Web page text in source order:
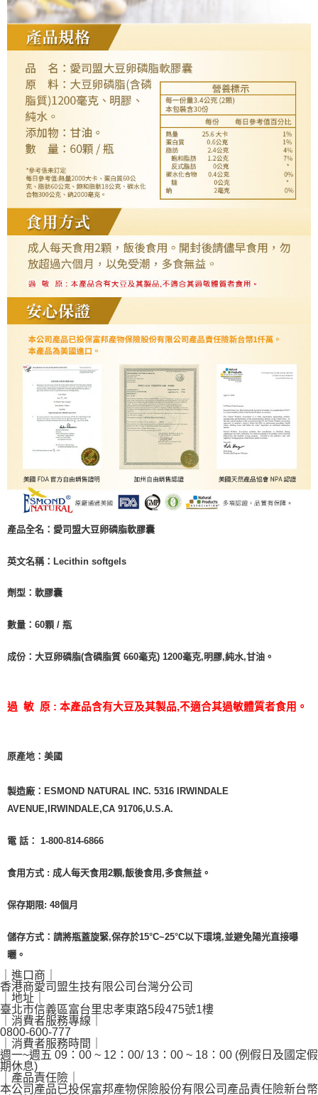
產品全名：愛司盟大豆卵磷脂軟膠囊
英文名稱：Lecithin softgels
劑型：軟膠囊
數量：60顆 / 瓶
成份：大豆卵磷脂(含磷脂質 660毫克) 1200毫克,明膠,純水,甘油。
過 敏 原 : 本產品含有大豆及其製品,不適合其過敏體質者食用。
原產地：美國
製造廠：ESMOND NATURAL INC. 5316 IRWINDALE
AVENUE,IRWINDALE,CA 91706,U.S.A.
電 話： 1-800-814-6866
食用方式 : 成人每天食用2顆,飯後食用,多食無益。
保存期限: 48個月
儲存方式：請將瓶蓋旋緊,保存於15°C~25°C以下環境,並避免陽光直接曝
曬。
｜進口商｜
香港商愛司盟生技有限公司台灣分公司
｜地址｜
臺北市信義區富台里忠孝東路5段475號1樓
｜消費者服務專線｜
0800-600-777
｜消費者服務時間｜
週一~週五 09：00 ~ 12：00/ 13：00 ~ 18：00 (例假日及國定假
期休息)
｜產品責任險｜
本公司產品已投保富邦產物保險股份有限公司產品責任險新台幣